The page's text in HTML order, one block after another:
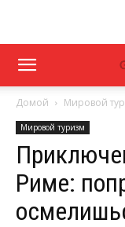
Домой Мировой
Мировой туризм
Риме: